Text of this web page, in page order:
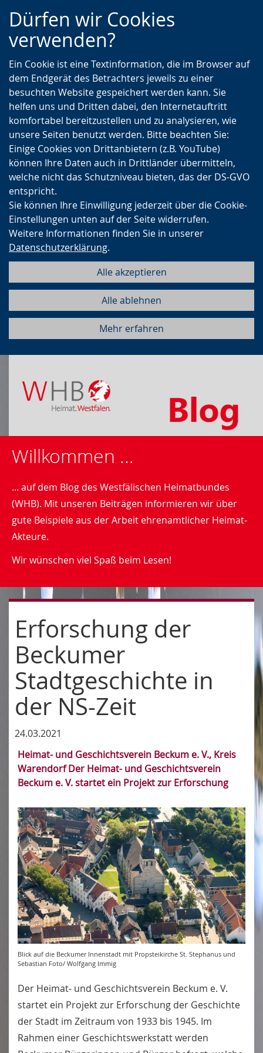
Zur
Hauptnavigation
Zur
Seitennavigation
Zum
Inhalt
Dürfen wir Cookies
verwenden?
Ein Cookie ist eine Textinformation, die im Browser auf
dem Endgerät des Betrachters jeweils zu einer
besuchten Website gespeichert werden kann. Sie
helfen uns und Dritten dabei, den Internetauftritt
komfortabel bereitzustellen und zu analysieren, wie
unsere Seiten benutzt werden. Bitte beachten Sie:
Einige Cookies von Drittanbietern (z.B. YouTube)
können Ihre Daten auch in Drittländer übermitteln,
welche nicht das Schutzniveau bieten, das der DS-GVO
entspricht.
Sie können Ihre Einwilligung jederzeit über die Cookie-
Einstellungen unten auf der Seite widerrufen.
Weitere Informationen finden Sie in unserer
Datenschutzerklärung.
Alle akzeptieren
Alle ablehnen
Mehr erfahren
Willkommen ...
... auf dem Blog des Westfälischen Heimatbundes
(WHB). Mit unseren Beiträgen informieren wir über
gute Beispiele aus der Arbeit ehrenamtlicher Heimat-
Akteure.
Wir wünschen viel Spaß beim Lesen!
Erforschung der
Beckumer
Stadtgeschichte in
der NS-Zeit
24.03.2021
Heimat- und Geschichtsverein Beckum e. V., Kreis
Warendorf Der Heimat- und Geschichtsverein
Beckum e. V. startet ein Projekt zur Erforschung
Blick auf die Beckumer Innenstadt mit Propsteikirche St. Stephanus und
Sebastian Foto/ Wolfgang Immig
Der Heimat- und Geschichtsverein Beckum e. V.
startet ein Projekt zur Erforschung der Geschichte
der Stadt im Zeitraum von 1933 bis 1945. Im
Rahmen einer Geschichtswerkstatt werden